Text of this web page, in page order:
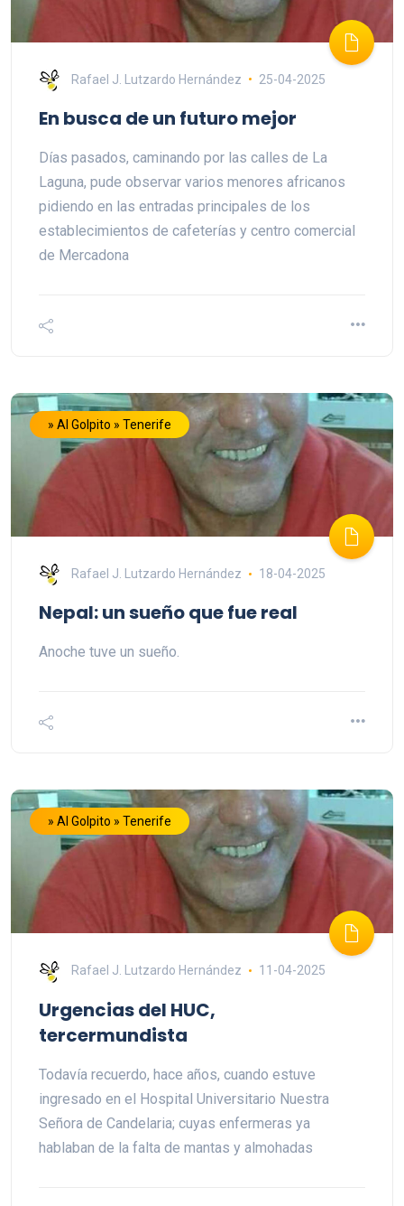
Rafael J. Lutzardo Hernández 25-04-2025
En busca de un futuro mejor
Días pasados, caminando por las calles de La
Laguna, pude observar varios menores africanos
pidiendo en las entradas principales de los
establecimientos de cafeterías y centro comercial
de Mercadona
» Al Golpito » Tenerife
Rafael J. Lutzardo Hernández 18-04-2025
Nepal: un sueño que fue real
Anoche tuve un sueño.
» Al Golpito » Tenerife
Rafael J. Lutzardo Hernández 11-04-2025
Urgencias del HUC,
tercermundista
Todavía recuerdo, hace años, cuando estuve
ingresado en el Hospital Universitario Nuestra
Señora de Candelaria; cuyas enfermeras ya
hablaban de la falta de mantas y almohadas